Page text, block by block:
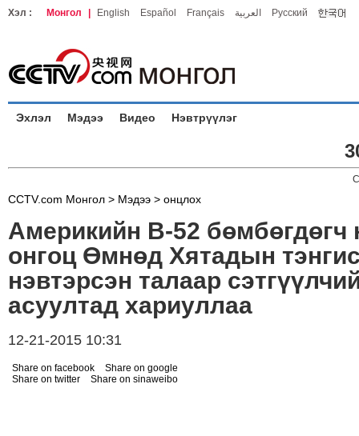
Хэл : Монгол English Español Français العربية Русский
Эхлэл Мэдээ Видео Нэвтрүүлэг
CCTV.com Монгол > Мэдээ > онцлох
Америкийн В-52 бөмбөгдөгч
онгоц Өмнөд Хятадын
нэвтэрсэн талаар
асуултад хариуллаа
12-21-2015 10:31
Share on facebook
Share on google
Share on twitter
Share on sinaweibo